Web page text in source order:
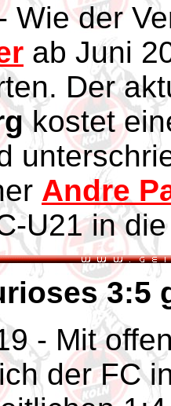
Wie der
ab Juni
Der
kostet
Andre
U21 in
3:5
- Mit
der FC